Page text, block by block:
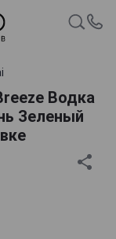
Водка
Зеленый